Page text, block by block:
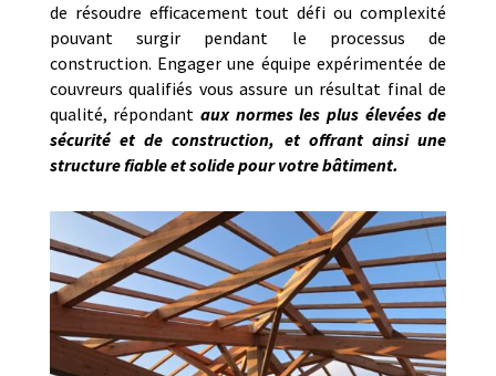
de résoudre efficacement tout défi ou complexité
pouvant surgir pendant le processus de
construction. Engager une équipe expérimentée de
couvreurs qualifiés vous assure un résultat final de
qualité, répondantaux normes les plus élevées de
sécurité et de construction, et offrant ainsi une
structure fiable et solide pour votre bâtiment.